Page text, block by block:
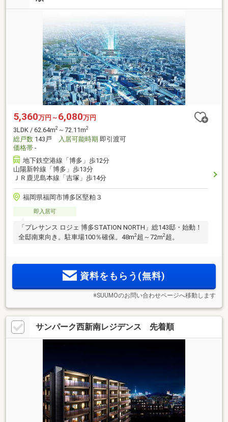
5,360万円～ 6,080万円
3LDK / 62.64m2 ～72.11m2
総戸数 143戸 入居可能時期 即引渡可
価格帯 -
地下鉄空港線「博多」歩12分
山陽新幹線「博多」歩13分
ＪＲ鹿児島本線「吉塚」歩14分
福岡県福岡市博多区堅粕３
即入居可
「プレサンス ロジェ 博多STATION NORTH」総143邸・始動！
全邸南東向き。駐車場100％確保。48m2超～72m2超。
資料をもらう(無料)
※SUUMOのお問い合わせページへ移動します
サンパーク西新南レジデンス 先着順